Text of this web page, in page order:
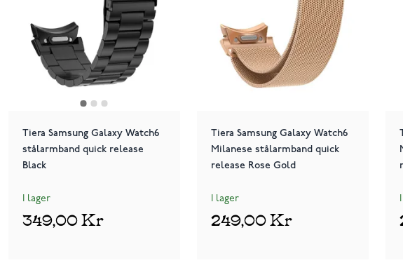
Tiera Samsung Galaxy Watch6
stålarmband quick release
Black
I lager
349,00 Kr
Tiera Samsung Galaxy Watch6
Milanese stålarmband quick
release Rose Gold
I lager
249,00 Kr